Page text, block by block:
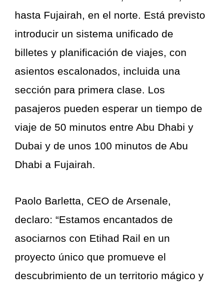
hasta Fujairah, en el norte. Está previsto
introducir un sistema unificado de
billetes y planificación de viajes, con
asientos escalonados, incluida una
sección para primera clase. Los
pasajeros pueden esperar un tiempo de
viaje de 50 minutos entre Abu Dhabi y
Dubai y de unos 100 minutos de Abu
Dhabi a Fujairah.
Paolo Barletta, CEO de Arsenale,
declaro: “Estamos encantados de
asociarnos con Etihad Rail en un
proyecto único que promueve el
descubrimiento de un territorio mágico y